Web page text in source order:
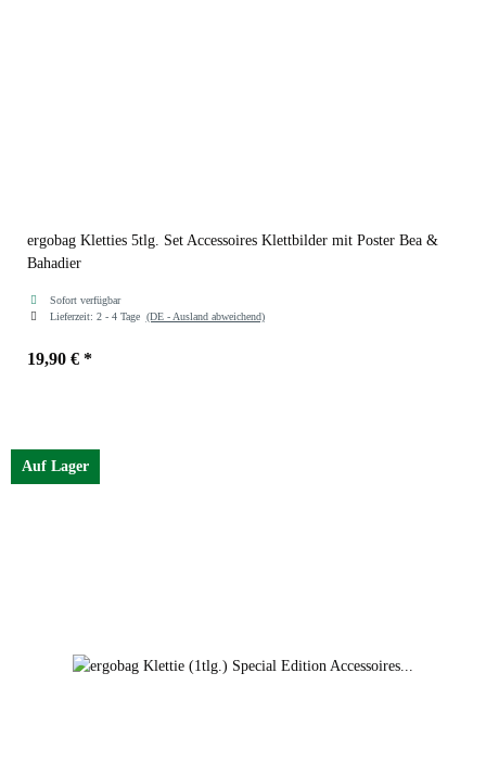
ergobag Kletties 5tlg. Set Accessoires Klettbilder mit Poster Bea &
Bahadier
Sofort verfügbar
Lieferzeit: 2 - 4 Tage (DE - Ausland abweichend)
19,90 € *
Auf Lager